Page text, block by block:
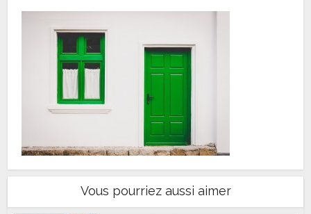
Vous pourriez aussi aimer